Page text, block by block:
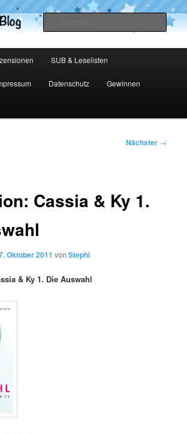
Blog
SUB & Leselisten
Datenschutz Gewinnen
Nächster →
Cassia & Ky 1.
Oktober 2011 vonStephi
& Ky 1. Die Auswahl